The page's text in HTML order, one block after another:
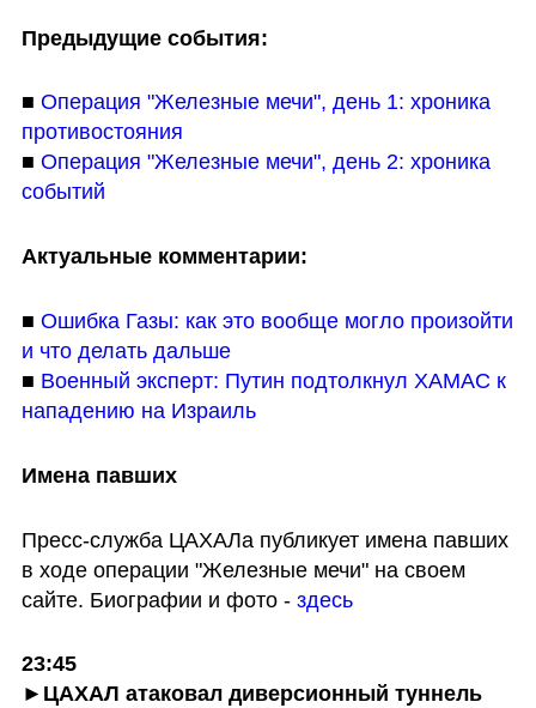
Предыдущие события:
■ Операция "Железные мечи", день 1: хроника
противостояния
■ Операция "Железные мечи", день 2: хроника
событий
Актуальные комментарии:
■ Ошибка Газы: как это вообще могло произойти
и что делать дальше
■ Военный эксперт: Путин подтолкнул ХАМАС к
нападению на Израиль
Имена павших
Пресс-служба ЦАХАЛа публикует имена павших
в ходе операции "Железные мечи" на своем
сайте. Биографии и фото - здесь
23:45
►ЦАХАЛ атаковал диверсионный туннель